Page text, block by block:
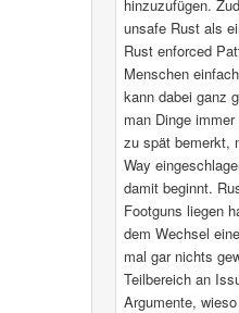
hinzuzufügen.
unsafe Rust als
Rust enforced
Menschen
kann dabei ganz
man Dinge
zu spät bemerkt,
Way
damit beginnt.
Footguns liegen
dem Wechsel
mal gar nichts
Teilbereich an
Argumente,